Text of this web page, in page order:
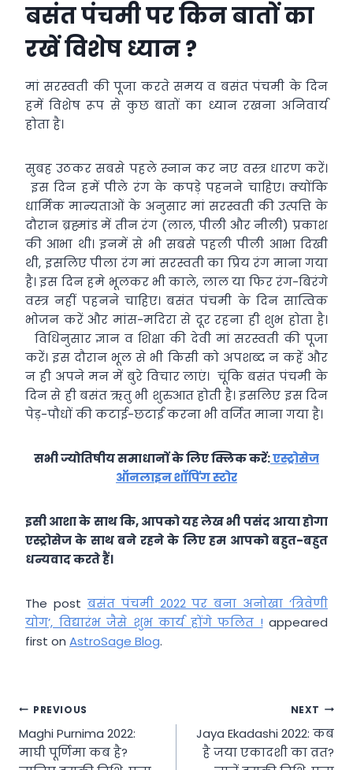
बसंत पंचमी पर किन बातों का
रखें विशेष ध्यान ?
मां सरस्वती की पूजा करते समय व बसंत पंचमी के दिन
हमें विशेष रूप से कुछ बातों का ध्यान रखना अनिवार्य
होता है।
सुबह उठकर सबसे पहले स्नान कर नए वस्त्र धारण करें।
इस दिन हमें पीले रंग के कपड़े पहनने चाहिए। क्योंकि
धार्मिक मान्यताओं के अनुसार मां सरस्वती की उत्पत्ति के
दौरान ब्रह्मांड में तीन रंग (लाल, पीली और नीली) प्रकाश
की आभा थी। इनमें से भी सबसे पहली पीली आभा दिखी
थी, इसलिए पीला रंग मां सरस्वती का प्रिय रंग माना गया
है। इस दिन हमे भूलकर भी काले, लाल या फिर रंग-बिरंगे
वस्त्र नहीं पहनने चाहिए। बसंत पंचमी के दिन सात्विक
भोजन करें और मांस-मदिरा से दूर रहना ही शुभ होता है।
विधिनुसार ज्ञान व शिक्षा की देवी मां सरस्वती की पूजा
करें। इस दौरान भूल से भी किसी को अपशब्द न कहें और
न ही अपने मन में बुरे विचार लाएं। चूंकि बसंत पंचमी के
दिन से ही बसंत ऋतु भी शुरुआत होती है। इसलिए इस दिन
पेड़-पौधों की कटाई-छटाई करना भी वर्जित माना गया है।
सभी ज्योतिषीय समाधानों के लिए क्लिक करें:एस्ट्रोसेज
ऑनलाइन शॉपिंग स्टोर
इसी आशा के साथ कि, आपको यह लेख भी पसंद आया होगा
एस्ट्रोसेज के साथ बने रहने के लिए हम आपको बहुत-बहुत
धन्यवाद करते हैं।
The post बसंत पंचमी 2022 पर बना अनोखा ‘त्रिवेणी
योग’, विद्यारंभ जैसे शुभ कार्य होंगे फलित ! appeared
first on AstroSage Blog.
Post
navigation
PREVIOUS
Maghi Purnima 2022:
माघी पूर्णिमा कब है?
NEXT
Jaya Ekadashi 2022: कब
है जया एकादशी का व्रत?